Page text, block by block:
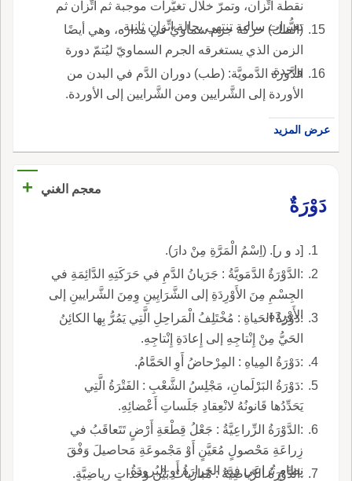
نقطة اتِّزان، وتمرّ خلال تغيُّرات موجبة ثم اتِّزان ثم
تغيُّرات سالبة تنتهي بحالة اتِّزان ثانية.
(الفلك) حركة جرم سماويّ في مداره، وهي أيضًا
الزمن الذي يستغرقه الجرم السماويّ ليُتمّ دورة
واحدة.
الدَّورة الدَّمويَّة: (طب) دوران الدَّم في البدن من
الأوردة إلى الشَّرايين ومن الشَّرايين إلى الأوردة.
عرض المزيد
معجم الغني
+
دَوْرَةٌ
[د و ر]. (اِسْمُ الْمَرَّةِ مِنْ دارَ).
:الدَّوْرَةٌ الدَّمَويَّةُ : جَرَيانُ الدَّمِ في حَرَكَتِهِ الدَّائِمَةِ في
الجِسْمِ مِنَ الأَوْرِدَةِ إلى الشَّرَايِينِ وِمِنَ الشَّرايينِ إلى
الأَوْرِدَةِ.
:دَوْرَةُ الحَياةِ : مُخْتَلِفُ الْمَراحِلِ الَّتِي يَمُرُّ بِها الكائِنُ
الحَيُّ مِنْ إِنْتاجِهِ إلى إِعادَةِ إِنْتاجِهِ.
:دَوْرَةُ المِياهِ : المِرْحاضُ أَوِ الحَمَّامُ.
:دَوْرَةُ البَرْلَمانِ، مَجْلِسُ الشَّعْبِ : الفَتْرَةُ الَّتِي
يَحَدِّدُها قَانونُهُ لانْعِقادِ جَلَساتِ أَعْضائِهِ.
:الدَّوْرَةُ الزِّراعِيَّةُ : جَعْلُ قِطْعَةِ أَرْضٍ تَتَعاقَبُ في
زِراعَةِ مَحْصولٍ مُعَيَّنٍ أَوْ مَجْموعَةِ مَحاصيلَ وَفْقَ
نِظامٍ تُراعَى فيهِ الحَرارَةُ أَوِ البُرودَةُ.
:الدَّوْرَةُ الرِّياضِيَّةُ : مُبارَياتٌ بَيْن وَحَداتٍ رِياضِيَّةٍ.